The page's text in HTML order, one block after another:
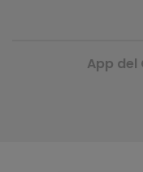
App del